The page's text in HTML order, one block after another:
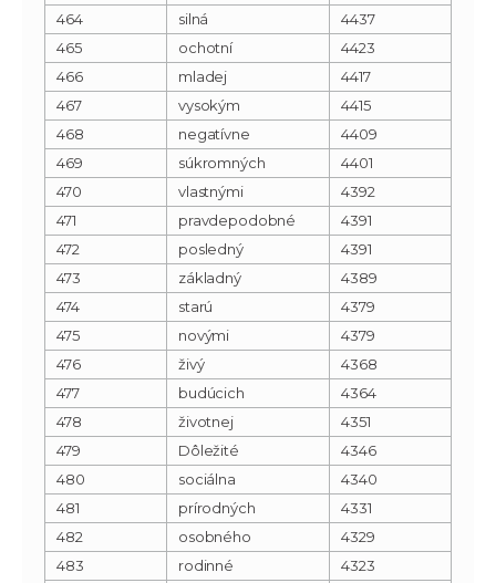
464
silná
4437
465
ochotní
4423
466
mladej
4417
467
vysokým
4415
468
negatívne
4409
469
súkromných
4401
470
vlastnými
4392
471
pravdepodobné
4391
472
posledný
4391
473
základný
4389
474
starú
4379
475
novými
4379
476
živý
4368
477
budúcich
4364
478
životnej
4351
479
Dôležité
4346
480
sociálna
4340
481
prírodných
4331
482
osobného
4329
483
rodinné
4323